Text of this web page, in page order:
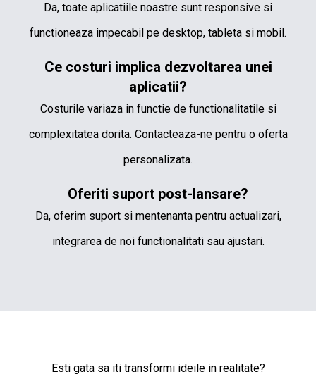
Da, toate aplicatiile noastre sunt responsive si
functioneaza impecabil pe desktop, tableta si mobil.
Ce costuri implica dezvoltarea unei
aplicatii?
Costurile variaza in functie de functionalitatile si
complexitatea dorita. Contacteaza-ne pentru o oferta
personalizata.
Oferiti suport post-lansare?
Da, oferim suport si mentenanta pentru actualizari,
integrarea de noi functionalitati sau ajustari.
Esti gata sa iti transformi ideile in realitate?